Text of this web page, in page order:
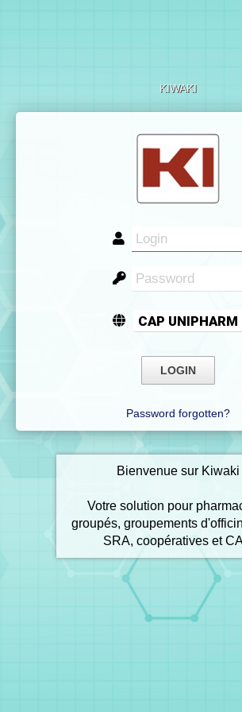
KIWAKI
CAP UNIPHARM
Password forgotten?
Bienvenue sur Kiwaki
Votre solution pour
groupés, groupements
SRA, coopératives et